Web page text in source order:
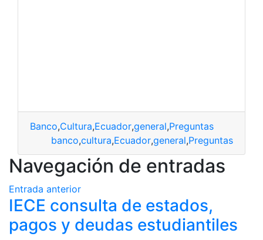
Banco,Cultura,Ecuador,general,Preguntas
banco,cultura,Ecuador,general,Preguntas
Navegación de entradas
Entrada anterior
IECE consulta de estados,
pagos y deudas estudiantiles